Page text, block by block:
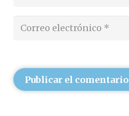
Publicar el comentario